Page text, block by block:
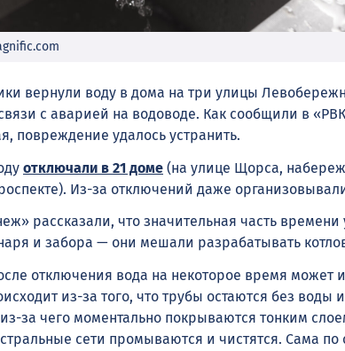
вернули воду в дома на три улицы
с аварией на водоводе. Как сообщили в
повреждение удалось устранить.
отключали в 21 доме (на улице Щорса,
Из-за отключений даже
рассказали, что значительная часть
и забора — они мешали разрабатывать
отключения вода на некоторое время может
из-за того, что трубы остаются без воды
за чего моментально покрываются тонким
сети промываются и чистятся. Сама по